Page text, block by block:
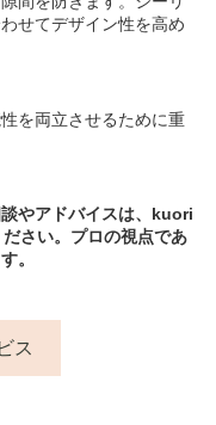
せてデザイン性を高め
を両立させるために重
やアドバイスは、kuori
さい。プロの視点であ
。
ス